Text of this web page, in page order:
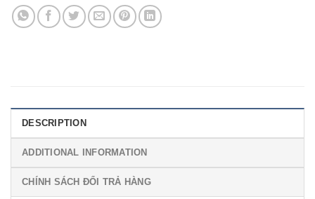
DESCRIPTION
ADDITIONAL INFORMATION
CHÍNH SÁCH ĐỔI TRẢ HÀNG